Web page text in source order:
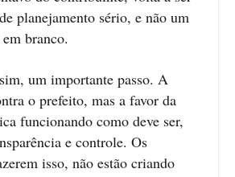
planejamento sério, e não um
branco.
um importante passo. A
o prefeito, mas a favor da
funcionando como deve ser,
e controle. Os
isso, não estão criando